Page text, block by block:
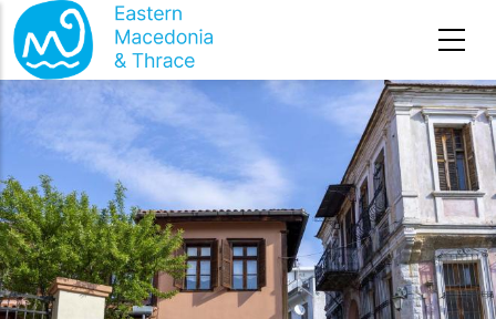
Премини към основното съдържание